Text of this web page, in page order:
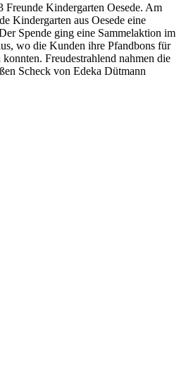
Freunde Kindergarten Oesede. Am
Kindergarten aus Oesede eine
Spende ging eine Sammelaktion im
wo die Kunden ihre Pfandbons für
Freudestrahlend nahmen die
Scheck von Edeka Dütmann